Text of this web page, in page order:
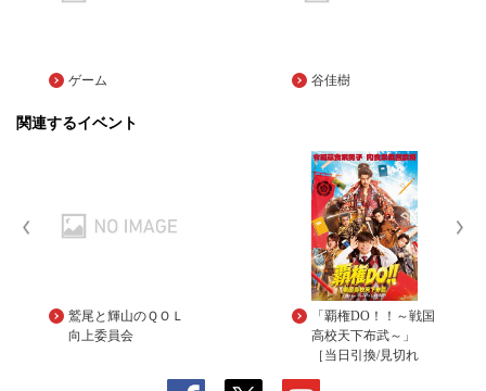
ゲーム 谷佳樹
関連するイベント
鷲尾と輝山のＱＯＬ
向上委員会
「覇権DO！！～戦国
高校天下布武～」
［当日引換/見切れ